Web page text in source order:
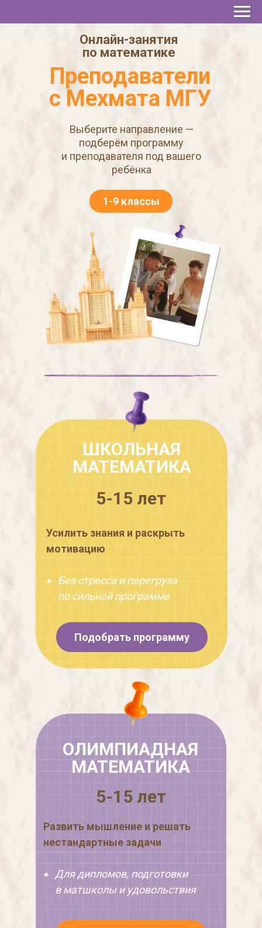
Усилить знания и раскрыть
мотивацию
Без стресса и перегруза
по сильной программе
ШКОЛЬНАЯ
МАТЕМАТИКА
Подобрать программу
5-15 лет
Преподаватели
с Мехмата МГУ
Выберите направление —
подберём программу
и преподавателя под вашего
ребёнка
1-9 классы
Онлайн-занятия
по математике
5-15 лет
ОЛИМПИАДНАЯ
МАТЕМАТИКА
Развить мышление и решать
нестандартные задачи
Для дипломов, подготовки
в матшколы и удовольствия